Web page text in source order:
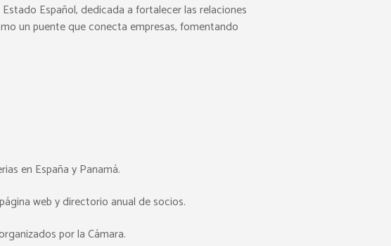
Español, dedicada a fortalecer las relaciones
un puente que conecta empresas, fomentando
en España y Panamá.
web y directorio anual de socios.
por la Cámara.